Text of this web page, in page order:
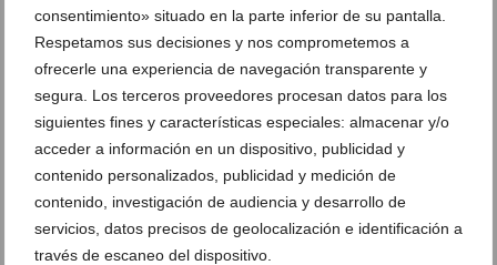
consentimiento» situado en la parte inferior de su pantalla.
Respetamos sus decisiones y nos comprometemos a
ofrecerle una experiencia de navegación transparente y
segura. Los terceros proveedores procesan datos para los
siguientes fines y características especiales: almacenar y/o
acceder a información en un dispositivo, publicidad y
contenido personalizados, publicidad y medición de
contenido, investigación de audiencia y desarrollo de
servicios, datos precisos de geolocalización e identificación a
través de escaneo del dispositivo.
HCB Calpe celebra su 10º aniversario consolidando
su papel esencial en la Marina Alta